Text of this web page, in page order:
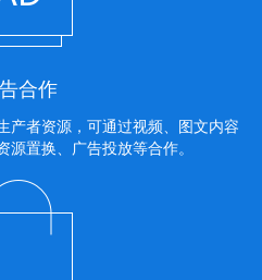
合作
产者资源，可通过视频、图文内容
置换、广告投放等合作。